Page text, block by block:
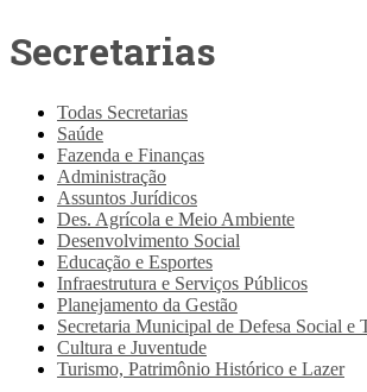
Secretarias
Todas Secretarias
Saúde
Fazenda e Finanças
Administração
Assuntos Jurídicos
Des. Agrícola e Meio Ambiente
Desenvolvimento Social
Educação e Esportes
Infraestrutura e Serviços Públicos
Planejamento da Gestão
Secretaria Municipal de Defesa Social e
Cultura e Juventude
Turismo, Patrimônio Histórico e Lazer